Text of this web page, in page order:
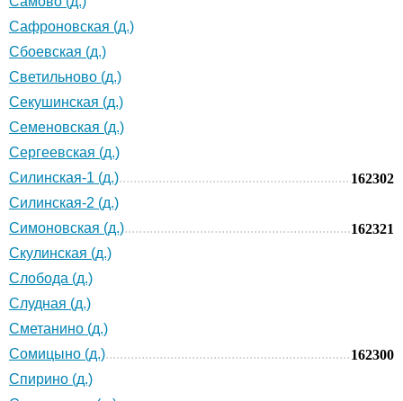
Сафроновская (д.)
Сбоевская (д.)
Светильново (д.)
Секушинская (д.)
Семеновская (д.)
Сергеевская (д.)
Силинская-1 (д.)
162302
Силинская-2 (д.)
Симоновская (д.)
162321
Скулинская (д.)
Слобода (д.)
Слудная (д.)
Сметанино (д.)
Сомицыно (д.)
162300
Спирино (д.)